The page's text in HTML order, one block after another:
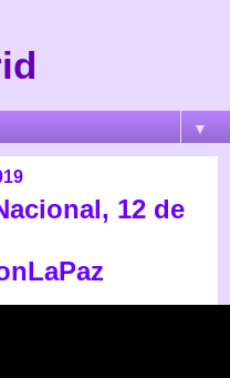
▼
12 de